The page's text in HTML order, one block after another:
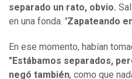
separado un rato, obvio.
en una fonda. 'Zapateando
En ese momento, habían
"Estábamos separados,
negó también, como que